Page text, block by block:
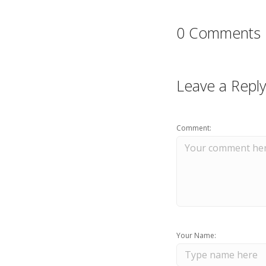
0 Comments
Leave a Reply
Comment:
Your Name: